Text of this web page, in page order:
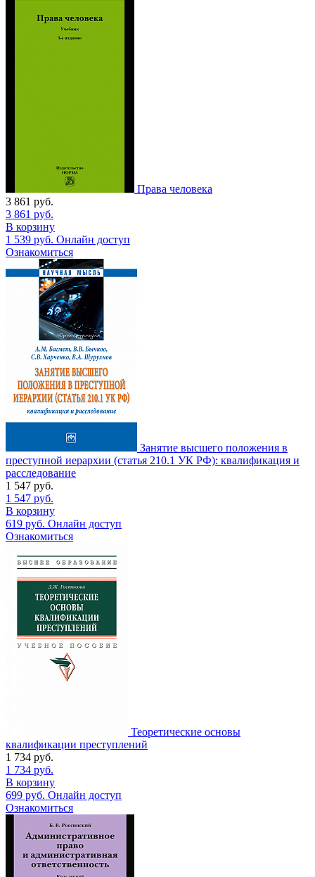
Права человека
3 861 руб.
3 861 руб.
В корзину
1 539 руб. Онлайн доступ
Ознакомиться
Занятие высшего положения в
преступной иерархии (статья 210.1 УК РФ): квалификация и
расследование
1 547 руб.
1 547 руб.
В корзину
619 руб. Онлайн доступ
Ознакомиться
Теоретические основы
квалификации преступлений
1 734 руб.
1 734 руб.
В корзину
699 руб. Онлайн доступ
Ознакомиться